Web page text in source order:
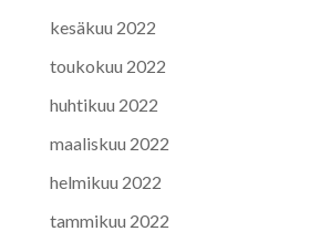
kesäkuu 2022
toukokuu 2022
huhtikuu 2022
maaliskuu 2022
helmikuu 2022
tammikuu 2022